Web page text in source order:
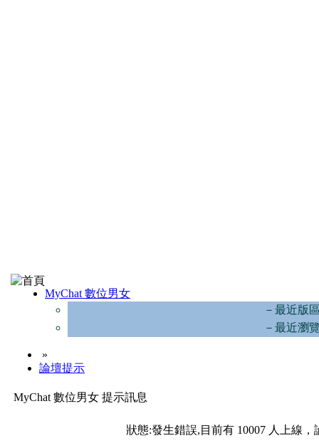
MyChat 數位男女
－最近版
－最近瀏
»
論壇提示
MyChat 數位男女 提示訊息
狀態:發生錯誤,目前有 10007 人上線